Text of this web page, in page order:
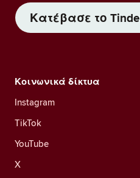
Κατέβασε το
Κοινωνικά δίκτυα
Instagram
TikTok
YouTube
X